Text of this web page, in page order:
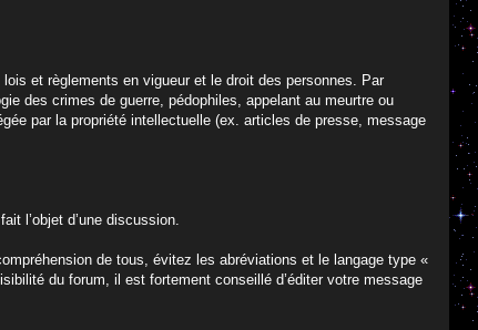
et règlements en vigueur et le droit des personnes. Par
des crimes de guerre, pédophiles, appelant au meurtre ou
par la propriété intellectuelle (ex. articles de presse, message
l’objet d’une discussion.
de tous, évitez les abréviations et le langage type «
du forum, il est fortement conseillé d’éditer votre message